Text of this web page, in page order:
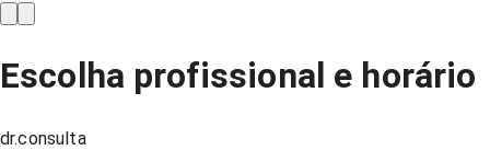
Escolha profissional e horário
dr.consulta